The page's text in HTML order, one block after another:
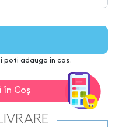
poti adauga in cos.
în Coş